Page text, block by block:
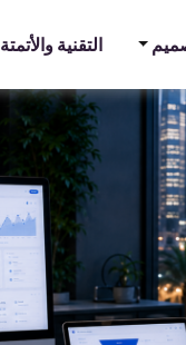
التقنية والأتمتة